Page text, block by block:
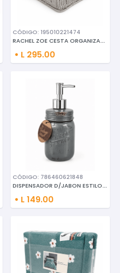
CÓDIGO: 195010221474
RACHEL ZOE CESTA ORGANIZADORA
L 295.00
CÓDIGO: 786460621848
DISPENSADOR D/JABON ESTILO VIN
L 149.00